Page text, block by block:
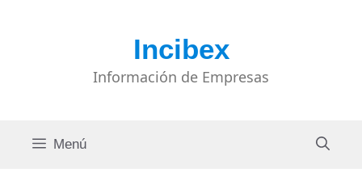
Incibex
Información de Empresas
Menú